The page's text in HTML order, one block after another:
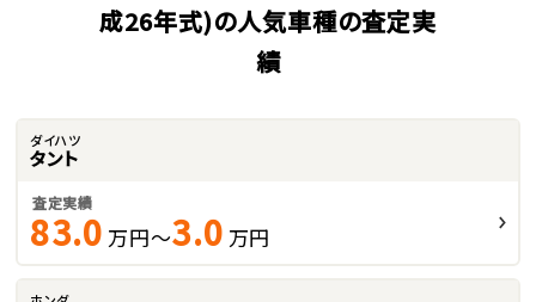
成26年式)の人気車種の査定実
績
ダイハツ
タント
査定実績
83.0 万円～3.0 万円